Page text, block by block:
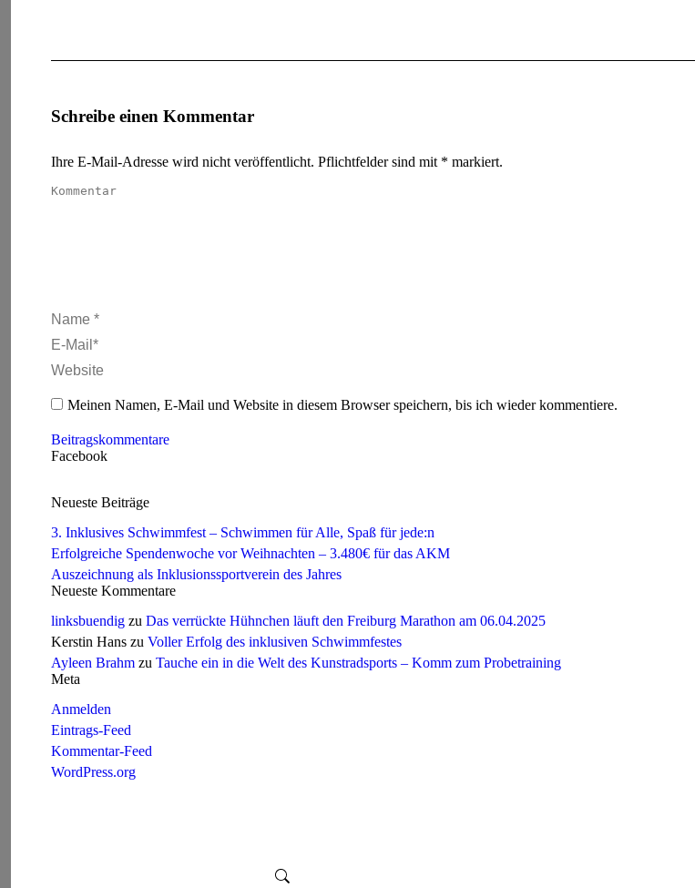
Schreibe einen Kommentar
Ihre E-Mail-Adresse wird nicht veröffentlicht. Pflichtfelder sind mit * markiert.
Kommentar
Name *
E-Mail *
Website
Meinen Namen, E-Mail und Website in diesem Browser speichern, bis ich wieder kommentiere.
Beitragskommentare
Facebook
Neueste Beiträge
3. Inklusives Schwimmfest – Schwimmen für Alle, Spaß für jede:n
Erfolgreiche Spendenwoche vor Weihnachten – 3.480€ für das AKM
Auszeichnung als Inklusionssportverein des Jahres
Neueste Kommentare
linksbuendig zu Das verrückte Hühnchen läuft den Freiburg Marathon am 06.04.2025
Kerstin Hans zu Voller Erfolg des inklusiven Schwimmfestes
Ayleen Brahm zu Tauche ein in die Welt des Kunstradsports – Komm zum Probetraining
Meta
Anmelden
Eintrags-Feed
Kommentar-Feed
WordPress.org